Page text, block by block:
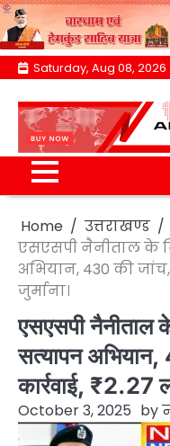
Skip
content
Saturday, Aug 08, 2026
Home
उत्तराखण्ड
एसएसपी नैनीताल के
अभियान, 430 की जांच,
जुर्माना।
एसएसपी नैनीताल
सत्यापन
कार्रवाई, ₹2.27
October 3, 2025 by